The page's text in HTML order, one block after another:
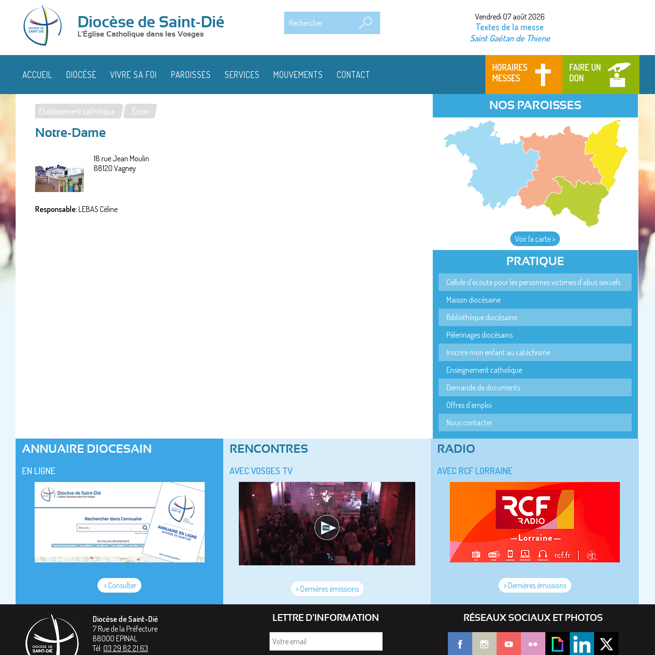
Diocèse de Saint-Dié
L'Église Catholique dans les Vosges
Vendredi 07 août 2026
Textes de la messe
Saint Gaétan de Thiene
HORAIRES
MESSES
FAIRE UN
DON
ACCUEIL DIOCÈSE VIVRE SA FOI PAROISSES SERVICES MOUVEMENTS CONTACT
Vous
êtes
Etablissement catholique École
Notre-Dame
18 rue Jean Moulin
88120 Vagney
Responsable:LEBAS Céline
NOS PAROISSES
Voir la carte >
PRATIQUE
Cellule d'écoute pour les personnes victimes d'abus sexuels
Maison diocésaine
Bibliothèque diocésaine
Pèlerinages diocésains
Inscrire mon enfant au catéchisme
Enseignement catholique
Demande de documents
Offres d'emploi
Nous contacter
ANNUAIRE DIOCESAIN
EN LIGNE
> Consulter
RENCONTRES
AVEC VOSGES TV
> Dernières émissions
RADIO
AVEC RCF LORRAINE
> Dernières émissions
Diocèse de Saint-Dié
7 Rue de la Préfecture
88000 EPINAL
Tél: 03 29 82 21 63
LETTRE D'INFORMATION RÉSEAUX SOCIAUX ET PHOTOS